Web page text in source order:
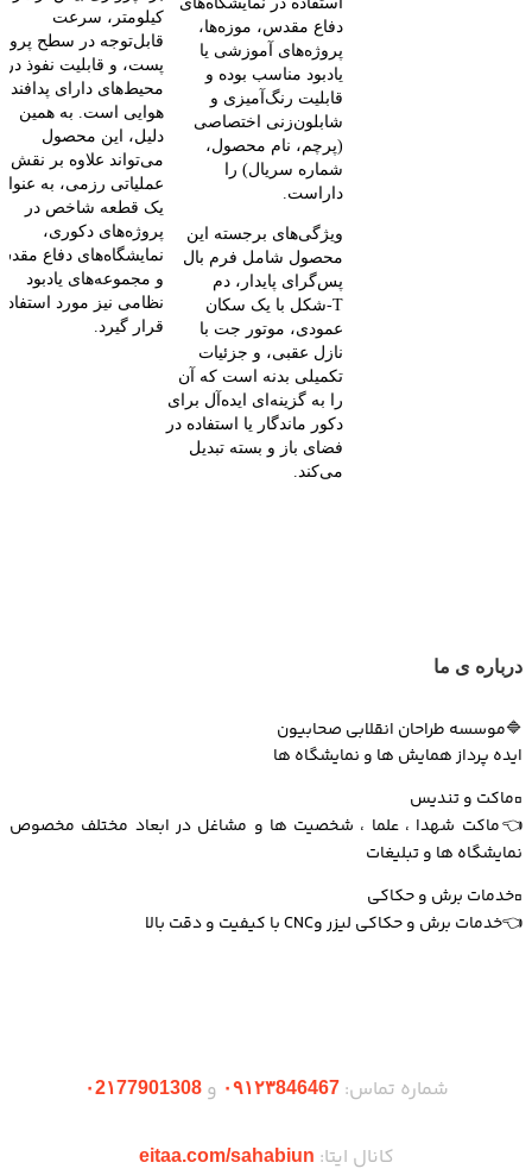
دفاع مقدس، موزه‌ها،
پروژه‌های آموزشی یا
یادبود مناسب بوده و
قابلیت رنگ‌آمیزی و
شابلون‌زنی اختصاصی
(پرچم، نام محصول،
شماره سریال) را
داراست.
ویژگی‌های برجسته این
محصول شامل فرم بال
پس‌گرای پایدار، دم
T‑شکل با یک سکان
عمودی، موتور جت با
نازل عقبی، و جزئیات
تکمیلی بدنه است که آن
را به گزینه‌ای ایده‌آل برای
دکور ماندگار یا استفاده در
فضای باز و بسته تبدیل
می‌کند.
کیلومتر، سرعت
قابل‌توجه در سطح
پست، و قابلیت نفوذ در
محیط‌های دارای پدافند
هوایی است. به همین
دلیل، این محصول
می‌تواند علاوه بر نقش
عملیاتی رزمی، به
یک قطعه شاخص در
پروژه‌های دکوری،
نمایشگاه‌های دفاع
و مجموعه‌های یادبود
نظامی نیز مورد استفاده
قرار گیرد.
درباره ی ما
🔷موسسه طراحان انقلابی صحابیون
ایده پرداز همایش ها و نمایشگاه ها
▫️ماکت و تندیس
👈ماکت شهدا ، علما ، شخصیت ها و مشاغل در ابعاد مختلف مخصوص
نمایشگاه ها و تبلیغات
▫️خدمات برش و حکاکی
👈خدمات برش و حکاکی لیزر وCNC با کیفیت و دقت بالا
شماره تماس:۰۹۱۲۳846467 و۰2۱77901308
کانال ایتا: eitaa.com/sahabiun